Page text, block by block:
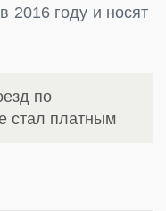
2016 году и носят
по
стал платным